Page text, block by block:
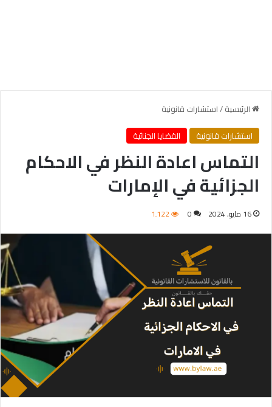
الرئيسية/استشارات قانونية
استشارات قانونية
القضايا الجنائية
التماس اعادة النظر في الاحكام
الجزائية في الإمارات
16 مايو، 2024 0 1٬122